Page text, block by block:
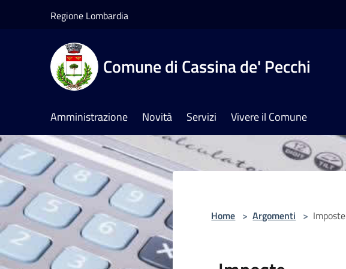
Regione Lombardia
Comune di Cassina de' Pecchi
Amministrazione Novità Servizi Vivere il Comune
Home > Argomenti > Imposte